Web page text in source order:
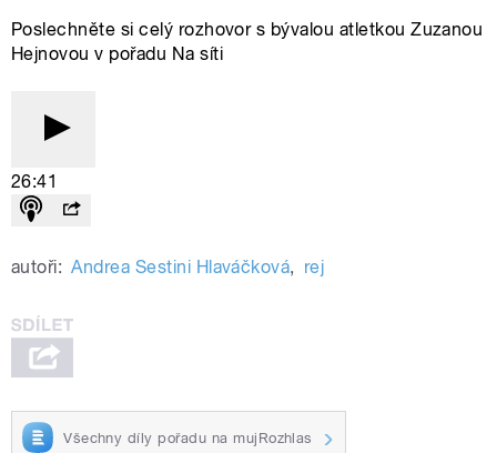
Poslechněte si celý rozhovor s bývalou atletkou Zuzanou
Hejnovou v pořadu Na síti
26:41
autoři: Andrea Sestini Hlaváčková, rej
Všechny díly pořadu na mujRozhlas